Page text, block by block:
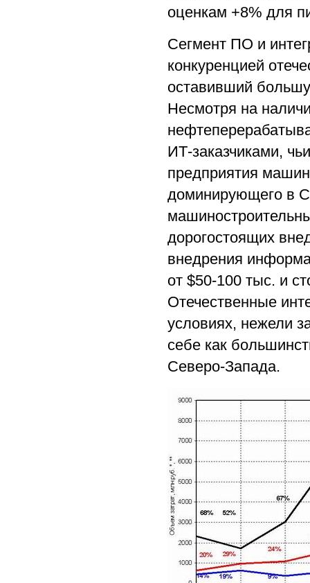
оценкам +8% для
Сегмент ПО и
конкуренцией
оставивший
Несмотря на
ИТ-заказчиками,
предприятия
доминирующего в
дорогостоящих
внедрения
от $50-100 тыс. и
Отечественные
условиях, нежели
себе как
Северо-Запада.